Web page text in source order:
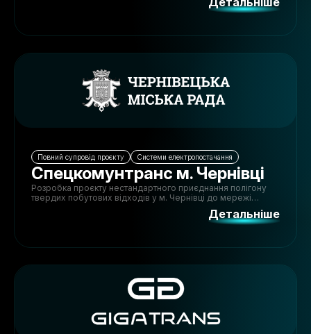
Повний супровід проєкту Системи електропостачання
Спецкомунтранс м. Чернівці
Розробка проєкту нестандартного приєднання полігону
твердих побутових відходів у м. Чернівці до мережі
Детальніше